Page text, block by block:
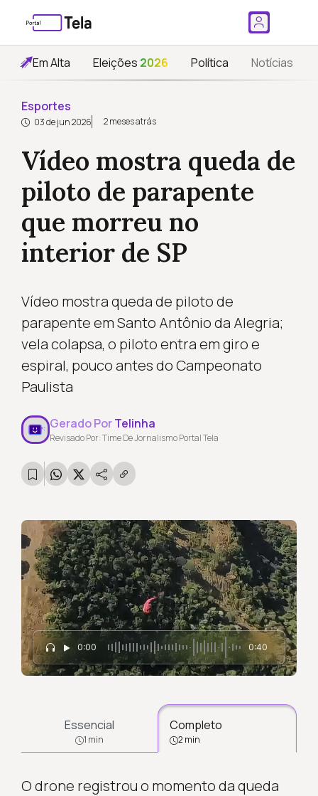
Em Alta Eleições 2026 Política Notícias
Esportes
03 de jun 2026 2 meses atrás
Vídeo mostra queda de
piloto de parapente
que morreu no
interior de SP
Vídeo mostra queda de piloto de
parapente em Santo Antônio da Alegria;
vela colapsa, o piloto entra em giro e
espiral, pouco antes do Campeonato
Paulista
Gerado PorTelinha
Revisado Por: Time De Jornalismo Portal Tela
0:00 0:40
Essencial
1 min
Completo
2 min
O drone registrou o momento da queda